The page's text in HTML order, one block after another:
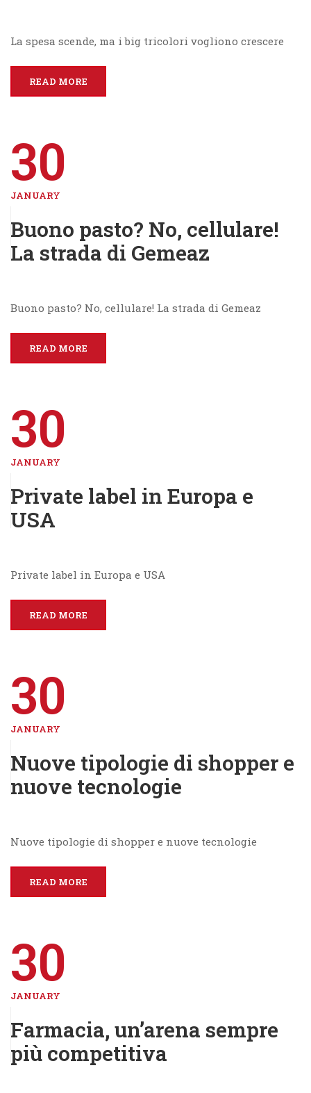
La spesa scende, ma i big tricolori vogliono crescere
READ MORE
30
JANUARY
Buono pasto? No, cellulare!
La strada di Gemeaz
Buono pasto? No, cellulare! La strada di Gemeaz
READ MORE
30
JANUARY
Private label in Europa e
USA
Private label in Europa e USA
READ MORE
30
JANUARY
Nuove tipologie di shopper e
nuove tecnologie
Nuove tipologie di shopper e nuove tecnologie
READ MORE
30
JANUARY
Farmacia, un’arena sempre
più competitiva